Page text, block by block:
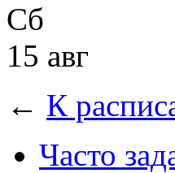
Сб
15 авг
← К
Часто